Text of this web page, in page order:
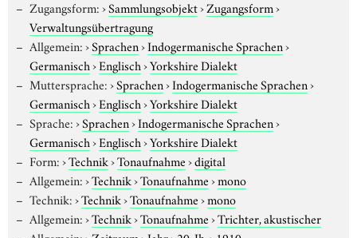
Zugangsform:›Sammlungsobjekt›Zugangsform›
Verwaltungsübertragung
Allgemein:›Sprachen›Indogermanische Sprachen›
Germanisch›Englisch›Yorkshire Dialekt
Muttersprache:›Sprachen›Indogermanische Sprachen›
Germanisch›Englisch›Yorkshire Dialekt
Sprache:›Sprachen›Indogermanische Sprachen›
Germanisch›Englisch›Yorkshire Dialekt
Form:›Technik›Tonaufnahme›digital
Allgemein:›Technik›Tonaufnahme›mono
Technik:›Technik›Tonaufnahme›mono
Allgemein:›Technik›Tonaufnahme›Trichter, akustischer